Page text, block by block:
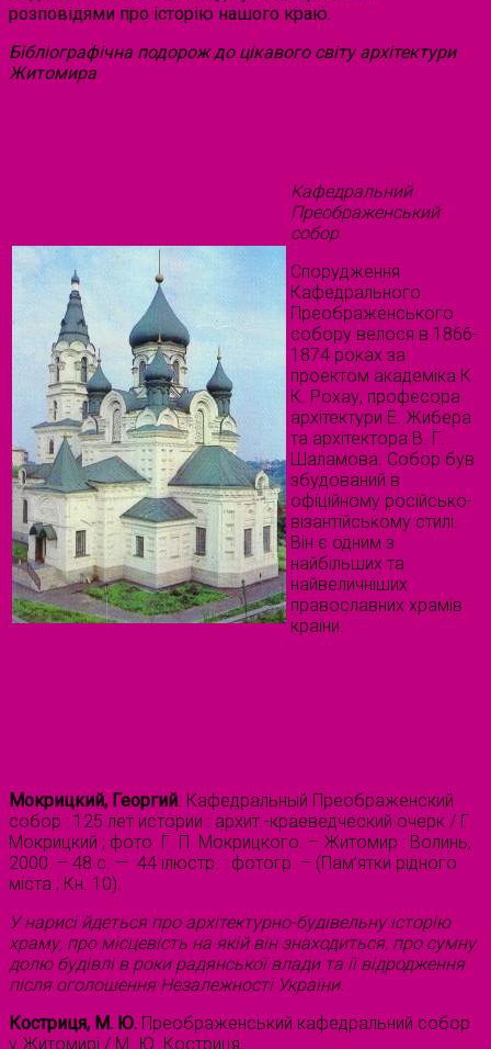
розповідями про історію нашого краю.
Бібліографічна подорож до цікавого світу архітектури
Житомира
Кафедральний
Преображенський
собор
Спорудження
Кафедрального
Преображенського
собору велося в 1866-
1874 роках за
проектом академіка К.
К. Рохау, професора
архітектури Е. Жибера
та архітектора В. Г.
Шаламова. Собор був
збудований в
офіційному російсько-
візантійському стилі.
Він є одним з
найбільших та
найвеличніших
православних храмів
країни.
Мокрицкий, Георгий. Кафедральный Преображенский
собор : 125 лет истории : архит.-краеведческий очерк / Г.
Мокрицкий ; фото Г. П. Мокрицкого. – Житомир : Волинь,
2000. – 48 с. — 44 ілюстр. : фотогр. – (Пам’ятки рідного
міста ; Кн. 10).
У нарисі йдеться про архітектурно-будівельну історію
храму, про місцевість на якій він знаходиться, про сумну
долю будівлі в роки радянської влади та ії відродження
після оголошення Незалежності України.
Костриця, М. Ю. Преображенський кафедральний собор
у Житомирі / М. Ю. Костриця,